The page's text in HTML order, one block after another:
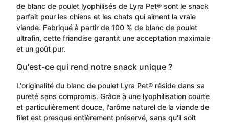
de blanc de poulet lyophilisés de Lyra Pet® sont le snack
parfait pour les chiens et les chats qui aiment la vraie
viande. Fabriqué à partir de 100 % de blanc de poulet
ultrafin, cette friandise garantit une acceptation maximale
et un goût pur.
Qu'est-ce qui rend notre snack unique ?
L'originalité du blanc de poulet Lyra Pet® réside dans sa
pureté sans compromis. Grâce à une lyophilisation courte
et particulièrement douce, l'arôme naturel de la viande de
filet est presque entièrement préservé, sans qu'il soit